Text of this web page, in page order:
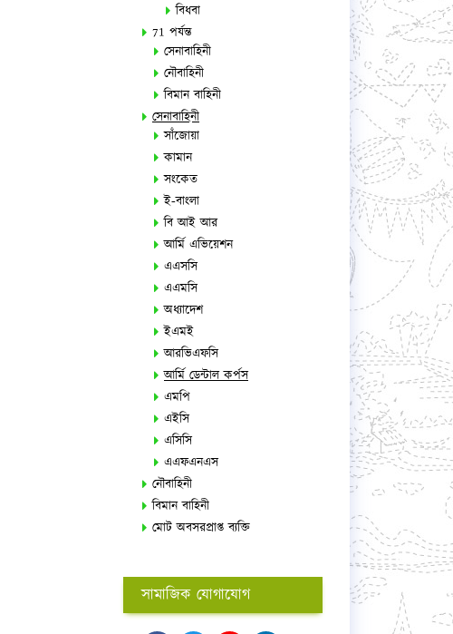
বিধবা
71 পর্যন্ত
সেনাবাহিনী
নৌবাহিনী
বিমান বাহিনী
সেনাবাহিনী
সাঁজোয়া
কামান
সংকেত
ই-বাংলা
বি আই আর
আর্মি এভিয়েশন
এএসসি
এএমসি
অধ্যাদেশ
ইএমই
আরভিএফসি
আর্মি ডেন্টাল কর্পস
এমপি
এইসি
এসিসি
এএফএনএস
নৌবাহিনী
বিমান বাহিনী
মোট অবসরপ্রাপ্ত ব্যক্তি
সামাজিক যোগাযোগ